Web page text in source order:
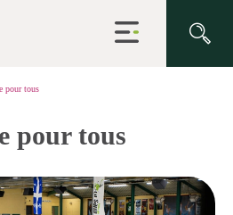
Ouvrir
la
pour tous
pour tous